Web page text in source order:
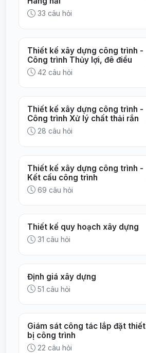
33 câu hỏi
Thiết kế xây dựng công trình -
Công trình Thủy lợi, đê điều
42 câu hỏi
Thiết kế xây dựng công trình -
Công trình Xử lý chất thải rắn
28 câu hỏi
Thiết kế xây dựng công trình -
Kết cấu công trình
69 câu hỏi
Thiết kế quy hoạch xây dựng
31 câu hỏi
Định giá xây dựng
51 câu hỏi
Giám sát công tác lắp đặt thiết
bị công trình
22 câu hỏi